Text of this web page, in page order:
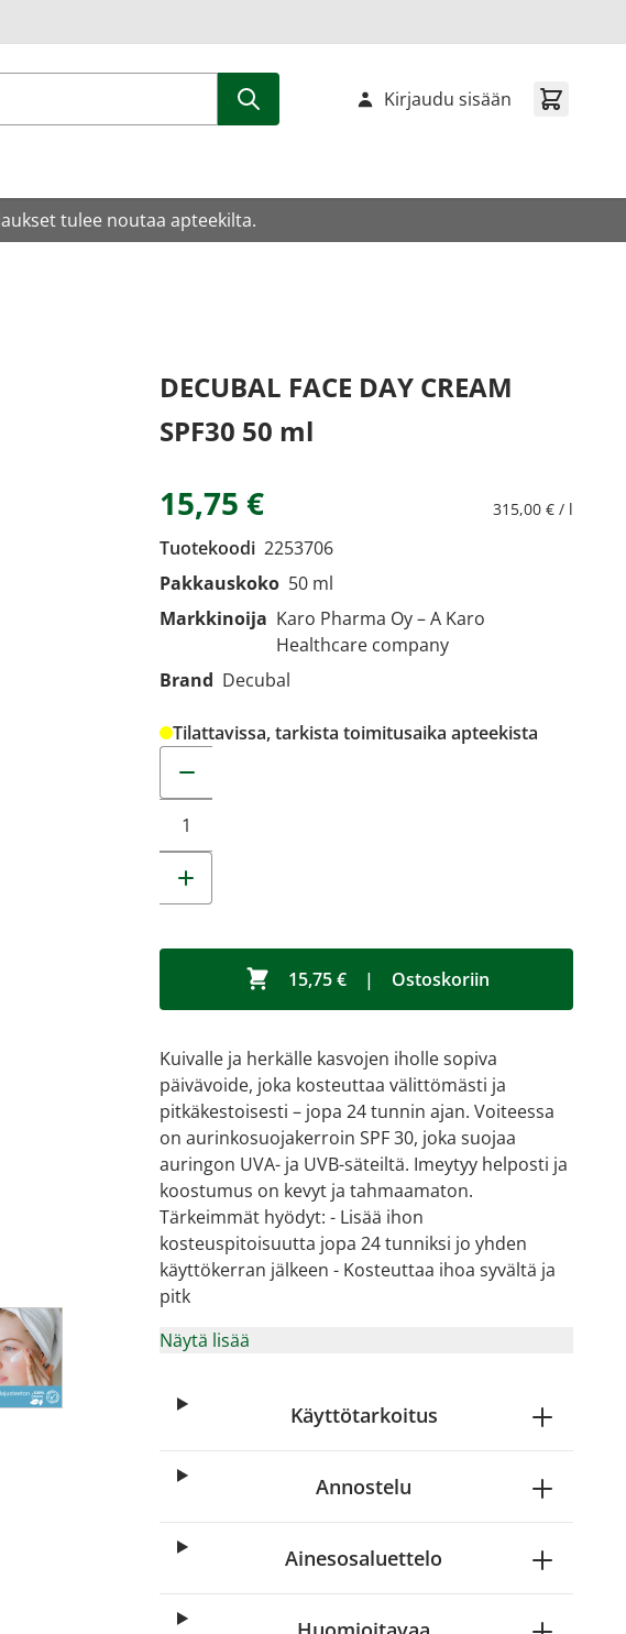
Kirjaudu sisään
tulee noutaa apteekilta.
View larger image
DECUBAL FACE DAY CREAM
SPF30 50 ml
15,75 € 315,00 € / l
Tuotekoodi 2253706
Pakkauskoko 50 ml
Markkinoija Karo Pharma Oy – A Karo
Healthcare company
Brand Decubal
Tilattavissa, tarkista toimitusaika apteekista
15,75 € | Ostoskoriin
Kuivalle ja herkälle kasvojen iholle sopiva
päivävoide, joka kosteuttaa välittömästi ja
pitkäkestoisesti – jopa 24 tunnin ajan. Voiteessa
on aurinkosuojakerroin SPF 30, joka suojaa
auringon UVA- ja UVB-säteiltä. Imeytyy helposti ja
koostumus on kevyt ja tahmaamaton.
Tärkeimmät hyödyt: - Lisää ihon
kosteuspitoisuutta jopa 24 tunniksi jo yhden
käyttökerran jälkeen - Kosteuttaa ihoa syvältä ja
pitk
Näytä lisää
Käyttötarkoitus
Annostelu
Ainesosaluettelo